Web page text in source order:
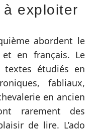
exploiter
abordent le
en français. Le
textes étudiés en
fabliaux,
en ancien
rarement des
de lire. L’ado